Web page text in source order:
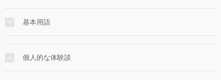
基本用語
個人的な体験談